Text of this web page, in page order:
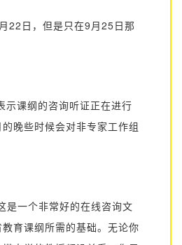
月22 日，但是只在9 月25日那
示课纲的咨询听证正在进行
晚些时候会对非专家工作组
是一个非常好的在线咨询文
育课纲所需的基础。无论你